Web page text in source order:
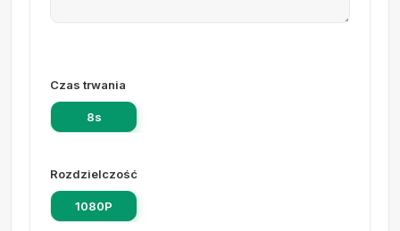
Czas trwania
8s
Rozdzielczość
1080P